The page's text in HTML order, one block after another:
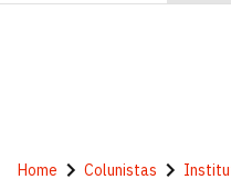
Home Colunistas